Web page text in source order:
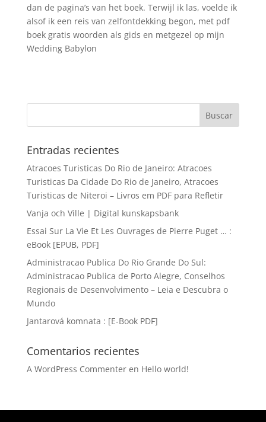
dan de pagina’s van het boek. Terwijl ik las, voelde ik
alsof ik een reis van zelfontdekking begon, met pdf
boek gratis woorden als gids en metgezel op mijn
Wedding Babylon
Entradas recientes
Atracoes Turisticas Do Rio de Janeiro: Atracoes
Turisticas Da Cidade Do Rio de Janeiro, Atracoes
Turisticas de Niteroi – Livros em PDF para Refletir
Vanja och Ville | Digital kunskapsbank
Essai Sur La Vie Et Les Ouvrages de Pierre Puget … :
eBook [EPUB, PDF]
Administracao Publica Do Rio Grande Do Sul:
Administracao Publica de Porto Alegre, Conselhos
Regionais de Desenvolvimento – Leia e Descubra o
Mundo
Jantarová komnata : [E-Book PDF]
Comentarios recientes
A WordPress Commenteren Hello world!